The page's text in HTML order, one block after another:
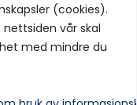
(cookies).
vår skal
med mindre du